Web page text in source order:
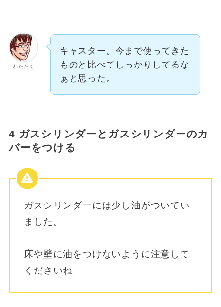
わたたく
キャスター。今まで使ってきた
ものと比べてしっかりしてるな
ぁと思った。
4 ガスシリンダーとガスシリンダーのカ
バーをつける
ガスシリンダーには少し油がついてい
ました。
床や壁に油をつけないように注意して
くださいね。